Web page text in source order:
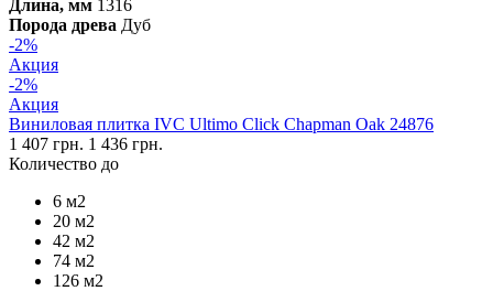
Длина, мм 1316
Порода древа Дуб
-2%
Акция
-2%
Акция
Виниловая плитка IVC Ultimo Click Chapman Oak 24876
1 407 грн. 1 436 грн.
Количество до
6 м2
20 м2
42 м2
74 м2
126 м2